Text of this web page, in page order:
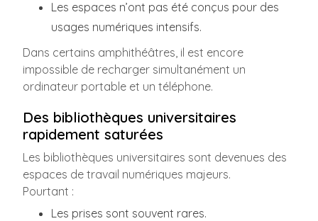
Les espaces n’ont pas été conçus pour des
usages numériques intensifs.
Dans certains amphithéâtres, il est encore
impossible de recharger simultanément un
ordinateur portable et un téléphone.
Des bibliothèques universitaires
rapidement saturées
Les bibliothèques universitaires sont devenues des
espaces de travail numériques majeurs.
Pourtant :
Les prises sont souvent rares.